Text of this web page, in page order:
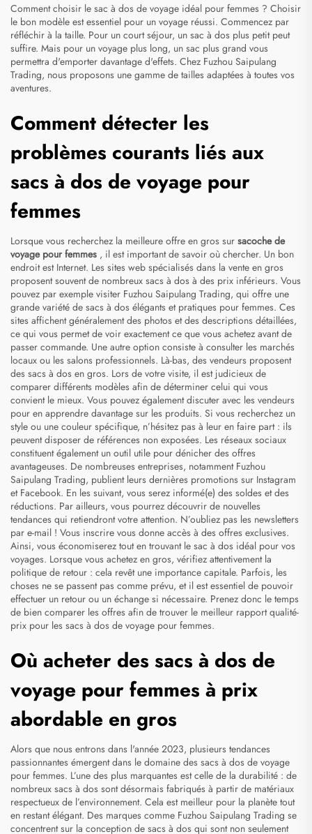
Comment choisir le sac à dos de voyage idéal pour femmes ? Choisir
le bon modèle est essentiel pour un voyage réussi. Commencez par
réfléchir à la taille. Pour un court séjour, un sac à dos plus petit peut
suffire. Mais pour un voyage plus long, un sac plus grand vous
permettra d'emporter davantage d'effets. Chez Fuzhou Saipulang
Trading, nous proposons une gamme de tailles adaptées à toutes vos
aventures.
Comment détecter les
problèmes courants liés aux
sacs à dos de voyage pour
femmes
Lorsque vous recherchez la meilleure offre en gros sur sacoche de
voyage pour femmes , il est important de savoir où chercher. Un bon
endroit est Internet. Les sites web spécialisés dans la vente en gros
proposent souvent de nombreux sacs à dos à des prix inférieurs. Vous
pouvez par exemple visiter Fuzhou Saipulang Trading, qui offre une
grande variété de sacs à dos élégants et pratiques pour femmes. Ces
sites affichent généralement des photos et des descriptions détaillées,
ce qui vous permet de voir exactement ce que vous achetez avant de
passer commande. Une autre option consiste à consulter les marchés
locaux ou les salons professionnels. Là-bas, des vendeurs proposent
des sacs à dos en gros. Lors de votre visite, il est judicieux de
comparer différents modèles afin de déterminer celui qui vous
convient le mieux. Vous pouvez également discuter avec les vendeurs
pour en apprendre davantage sur les produits. Si vous recherchez un
style ou une couleur spécifique, n’hésitez pas à leur en faire part : ils
peuvent disposer de références non exposées. Les réseaux sociaux
constituent également un outil utile pour dénicher des offres
avantageuses. De nombreuses entreprises, notamment Fuzhou
Saipulang Trading, publient leurs dernières promotions sur Instagram
et Facebook. En les suivant, vous serez informé(e) des soldes et des
réductions. Par ailleurs, vous pourrez découvrir de nouvelles
tendances qui retiendront votre attention. N’oubliez pas les newsletters
par e-mail ! Vous inscrire vous donne accès à des offres exclusives.
Ainsi, vous économiserez tout en trouvant le sac à dos idéal pour vos
voyages. Lorsque vous achetez en gros, vérifiez attentivement la
politique de retour : cela revêt une importance capitale. Parfois, les
choses ne se passent pas comme prévu, et il est essentiel de pouvoir
effectuer un retour ou un échange si nécessaire. Prenez donc le temps
de bien comparer les offres afin de trouver le meilleur rapport qualité-
prix pour les sacs à dos de voyage pour femmes.
Où acheter des sacs à dos de
voyage pour femmes à prix
abordable en gros
Alors que nous entrons dans l'année 2023, plusieurs tendances
passionnantes émergent dans le domaine des sacs à dos de voyage
pour femmes. L’une des plus marquantes est celle de la durabilité : de
nombreux sacs à dos sont désormais fabriqués à partir de matériaux
respectueux de l’environnement. Cela est meilleur pour la planète tout
en restant élégant. Des marques comme Fuzhou Saipulang Trading se
concentrent sur la conception de sacs à dos qui sont non seulement